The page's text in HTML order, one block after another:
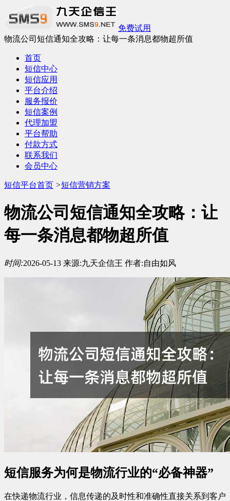
免费试用
物流公司短信通知全攻略：让每一条消息都物超所值
首页
短信中心
短信应用
平台介绍
服务报价
短信案例
代理加盟
平台帮助
付款方式
联系我们
会员中心
短信平台首页 >短信营销方案
物流公司短信通知全攻略：让
每一条消息都物超所值
时间:2026-05-13 来源:九天企信王 作者:自由如风
短信服务为何是物流行业的“必备神器”
在快递物流行业，信息传递的及时性和准确性直接关系到客户